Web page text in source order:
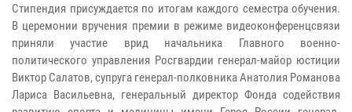
Стипендия присуждается по итогам каждого семестра обучения.
В церемонии вручения премии в режиме видеоконференцсвязи
приняли участие врид начальника Главного военно-
политического управления Росгвардии генерал-майор юстиции
Виктор Салатов, супруга генерал-полковника Анатолия Романова
Лариса Васильевна, генеральный директор Фонда содействия